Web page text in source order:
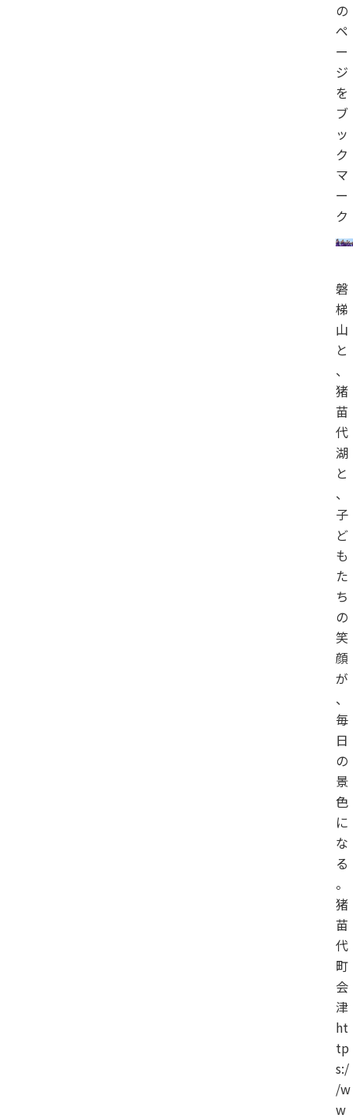
の
ペ
ー
ジ
を
ブ
ッ
ク
マ
ー
ク
磐
梯
山
と
、
猪
苗
代
湖
と
、
子
ど
も
た
ち
の
笑
顔
が
、
毎
日
の
景
色
に
な
る
。
猪
苗
代
町
会
津
ht
tp
s:/
/w
w